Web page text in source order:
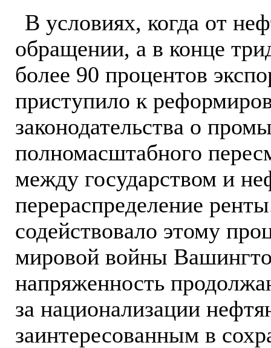
В условиях, когда от
обращении, а в конце
более 90 процентов
приступило к
законодательства о
полномасштабного
между государством и
перераспределение
содействовало этому
мировой войны
напряженность
за национализации
заинтересованным в